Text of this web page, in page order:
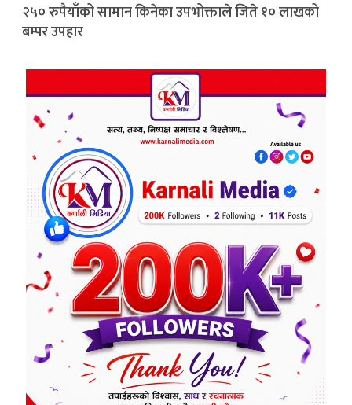
२५० रुपैयाँको सामान किनेका उपभोक्ताले जिते १० लाखको
बम्पर उपहार